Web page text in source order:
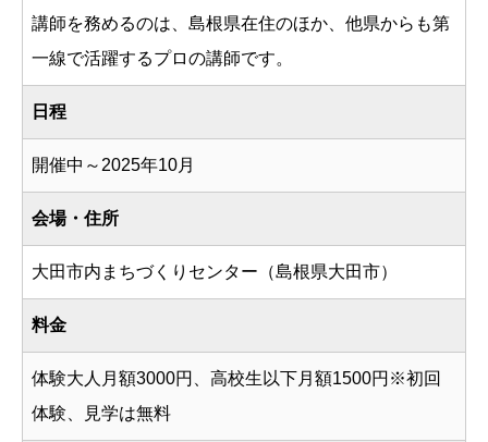
講師を務めるのは、島根県在住のほか、他県からも第
一線で活躍するプロの講師です。
日程
開催中～2025年10月
会場・住所
大田市内まちづくりセンター（島根県大田市）
料金
体験大人月額3000円、高校生以下月額1500円※初回
体験、見学は無料